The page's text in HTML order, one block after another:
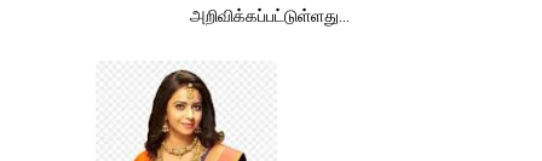
அறிவிக்கப்பட்டுள்ளது...